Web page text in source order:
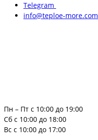
Telegram
info@teploe-more.com
Пн – Пт с 10:00 до 19:00
Сб с 10:00 до 18:00
Вс с 10:00 до 17:00